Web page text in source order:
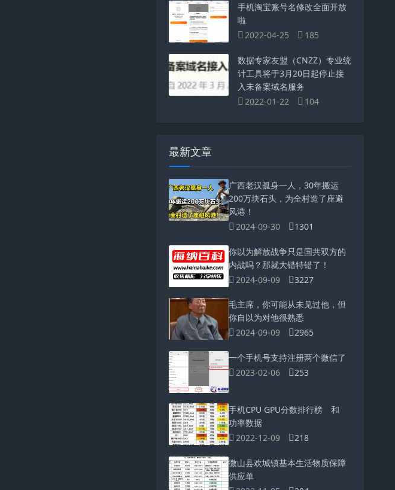
手机淘宝账号名修改全面开放
啦
2022-04-25
185
数据专家友盟（CNZZ）专业统
计工具将于3月20日起停止接
入未备案域名服务
2022-01-22
104
最新文章
广西老汉孤身一人，30年搬运
200万块石头，为全村造了座避
风港！
2024-09-30
1301
你以为解放战争只是国共双方的
内战吗？那就大错特错了！
2024-09-09
3227
毛主席，你可能从未见过他，但
你自以为对他很熟悉
2024-09-09
2965
一个手机号支持注册两个微信了
2023-02-06
253
手机CPU GPU分数排行榜 和
功率数据
2022-12-09
218
微山县欢城镇基本生活物质保障
供应单